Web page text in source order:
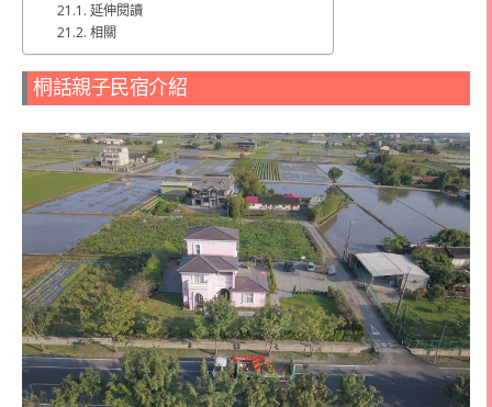
延伸閱讀
相關
桐話親子民宿介紹